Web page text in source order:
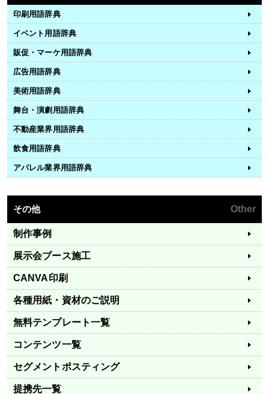
印刷用語辞典
イベント用語辞典
販促・マーケ用語辞典
広告用語辞典
美術用語辞典
舞台・演劇用語辞典
不動産業界用語辞典
飲食用語辞典
アパレル業界用語辞典
その他 Other
制作事例
展示会ブース施工
CANVA印刷
各種用紙・資材のご説明
無料テンプレート一覧
コンテンツ一覧
セグメントポスティング
提携先一覧